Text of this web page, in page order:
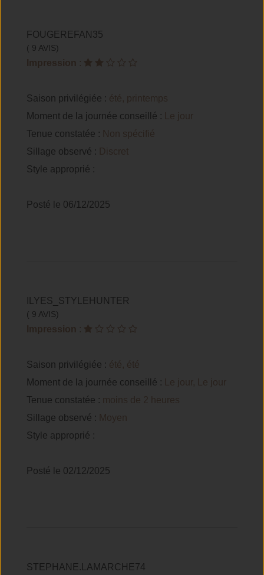
FOUGEREFAN35
( 9 AVIS)
Impression :
Saison privilégiée : été, printemps
Moment de la journée conseillé :
Le jour
Tenue constatée : Non spécifié
Sillage observé : Discret
Style approprié :
Posté le 06/12/2025
ILYES_STYLEHUNTER
( 9 AVIS)
Impression :
Saison privilégiée : été, été
Moment de la journée conseillé :
Le jour, Le jour
Tenue constatée :
moins de 2 heures
Sillage observé : Moyen
Style approprié :
Posté le 02/12/2025
STEPHANE.LAMARCHE74